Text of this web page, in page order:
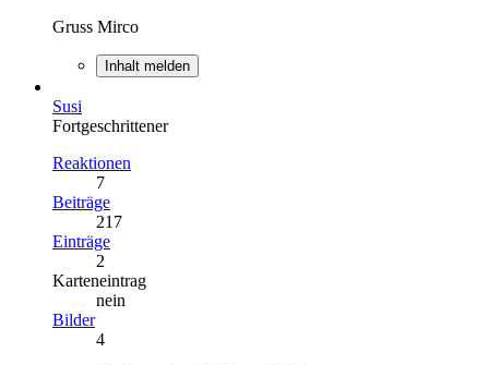
Gruss Mirco
Inhalt melden
Susi
Fortgeschrittener
Reaktionen
7
Beiträge
217
Einträge
2
Karteneintrag
nein
Bilder
4